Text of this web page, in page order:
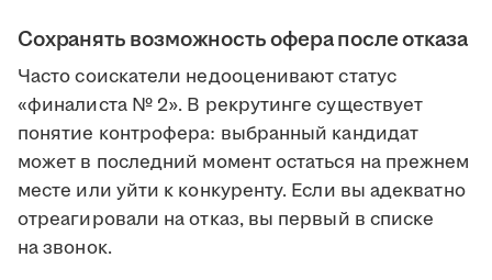
Сохранять возможность офера после отказа
Часто соискатели недооценивают статус
«финалиста № 2». В рекрутинге существует
понятие контрофера: выбранный кандидат
может в последний момент остаться на прежнем
месте или уйти к конкуренту. Если вы адекватно
отреагировали на отказ, вы первый в списке
на звонок.